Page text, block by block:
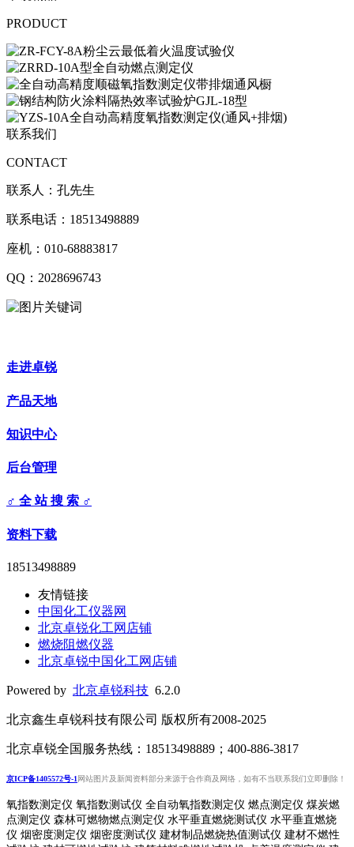
PRODUCT
联系我们
CONTACT
联系人：孔先生
联系电话：18513498889
座机：010-68883817
QQ：2028696743
走进卓锐
产品天地
知识中心
后台管理
♂ 全 站 搜 索 ♂
资料下载
18513498889
友情链接
中国化工仪器网
北京卓锐化工网店铺
燃烧阻燃仪器
北京卓锐中国化工网店铺
Powered by 北京卓锐科技 6.2.0
北京鑫生卓锐科技有限公司 版权所有2008-2025
北京卓锐全国服务热线：18513498889；400-886-3817
京ICP备1405572号-1网站图片及新闻资料部分来源于合作商及网络，如有不当联系我们立即删除！
氧指数测定仪 氧指数测试仪 全自动氧指数测定仪 燃点测定仪 煤炭燃
点测定仪 森林可燃物燃点测定仪 水平垂直燃烧测试仪 水平垂直燃烧
仪 烟密度测定仪 烟密度测试仪 建材制品燃烧热值测试仪 建材不燃性